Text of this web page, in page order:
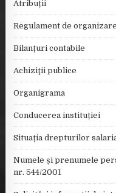
o
r
:
Atribuții
Regulament de
Bilanțuri contabile
Achiziţii publice
Organigrama
Conducerea instituției
Situația drepturilor
Numele și prenumele
nr. 544/2001